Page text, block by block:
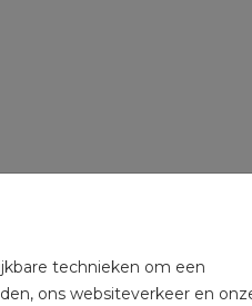
technieken om een
ons websiteverkeer en